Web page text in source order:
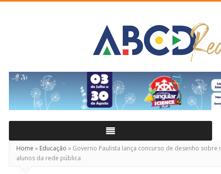
Real
Home » Educação » Governo Paulista lança concurso de desenho
alunos da rede pública